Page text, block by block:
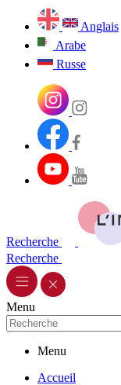
Anglais
Arabe
Russe
Recherche
Recherche
Menu
Menu
Accueil